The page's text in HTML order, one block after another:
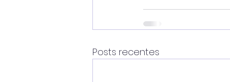
Posts recentes